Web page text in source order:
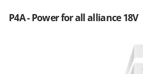
N
Notstromaggregat
P4A - Power for all alliance 18V